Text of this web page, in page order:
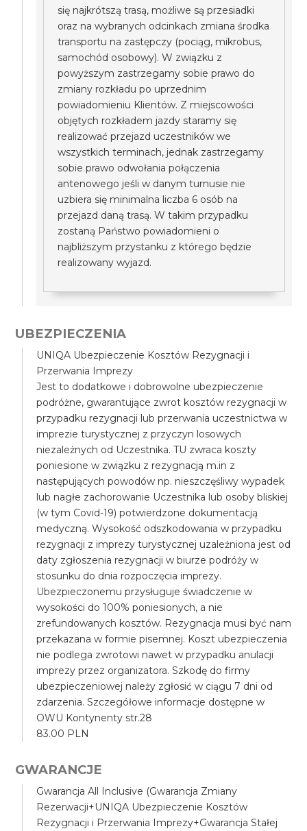
się najkrótszą trasą, możliwe są przesiadki
oraz na wybranych odcinkach zmiana środka
transportu na zastępczy (pociąg, mikrobus,
samochód osobowy). W związku z
powyższym zastrzegamy sobie prawo do
zmiany rozkładu po uprzednim
powiadomieniu Klientów. Z miejscowości
objętych rozkładem jazdy staramy się
realizować przejazd uczestników we
wszystkich terminach, jednak zastrzegamy
sobie prawo odwołania połączenia
antenowego jeśli w danym turnusie nie
uzbiera się minimalna liczba 6 osób na
przejazd daną trasą. W takim przypadku
zostaną Państwo powiadomieni o
najbliższym przystanku z którego będzie
realizowany wyjazd.
UBEZPIECZENIA
UNIQA Ubezpieczenie Kosztów Rezygnacji i
Przerwania Imprezy
Jest to dodatkowe i dobrowolne ubezpieczenie
podróżne, gwarantujące zwrot kosztów rezygnacji w
przypadku rezygnacji lub przerwania uczestnictwa w
imprezie turystycznej z przyczyn losowych
niezależnych od Uczestnika. TU zwraca koszty
poniesione w związku z rezygnacją m.in z
następujących powodów np. nieszczęśliwy wypadek
lub nagłe zachorowanie Uczestnika lub osoby bliskiej
(w tym Covid-19) potwierdzone dokumentacją
medyczną. Wysokość odszkodowania w przypadku
rezygnacji z imprezy turystycznej uzależniona jest od
daty zgłoszenia rezygnacji w biurze podróży w
stosunku do dnia rozpoczęcia imprezy.
Ubezpieczonemu przysługuje świadczenie w
wysokości do 100% poniesionych, a nie
zrefundowanych kosztów. Rezygnacja musi być nam
przekazana w formie pisemnej. Koszt ubezpieczenia
nie podlega zwrotowi nawet w przypadku anulacji
imprezy przez organizatora. Szkodę do firmy
ubezpieczeniowej należy zgłosić w ciągu 7 dni od
zdarzenia. Szczegółowe informacje dostępne w
OWU Kontynenty str.28
83.00 PLN
GWARANCJE
Gwarancja All Inclusive (Gwarancja Zmiany
Rezerwacji+UNIQA Ubezpieczenie Kosztów
Rezygnacji i Przerwania Imprezy+Gwarancja Stałej